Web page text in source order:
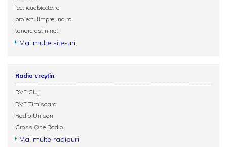
lectiicuobiecte.ro
proiectulimpreuna.ro
tanarcrestin.net
Mai multe site-uri
Radio creștin
RVE Cluj
RVE Timisoara
Radio Unison
Cross One Radio
Mai multe radiouri